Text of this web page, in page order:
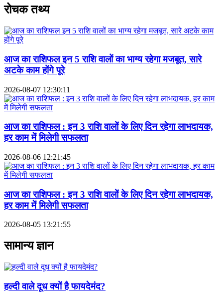
रोचक तथ्य
आज का राशिफल इन 5 राशि वालों का भाग्य रहेगा मजबूत, सारे
अटके काम होंगे पूरे
2026-08-07 12:30:11
आज का राशिफल : इन 3 राशि वालों के लिए दिन रहेगा लाभदायक,
हर काम में मिलेगी सफलता
2026-08-06 12:21:45
आज का राशिफल : इन 3 राशि वालों के लिए दिन रहेगा लाभदायक,
हर काम में मिलेगी सफलता
2026-08-05 13:21:55
सामान्य ज्ञान
हल्दी वाले दूध क्यों है फायदेमंद?